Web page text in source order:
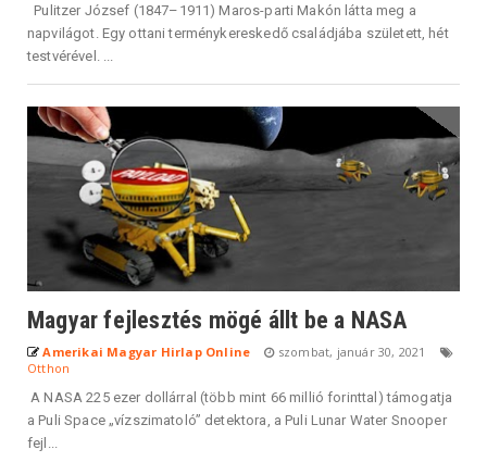
Pulitzer József (1847–1911) Maros-parti Makón látta meg a
napvilágot. Egy ottani terménykereskedő családjába született, hét
testvérével. ...
Magyar fejlesztés mögé állt be a NASA
Amerikai Magyar Hirlap Online
szombat, január 30, 2021
Otthon
A NASA 225 ezer dollárral (több mint 66 millió forinttal) támogatja
a Puli Space „vízszimatoló” detektora, a Puli Lunar Water Snooper
fejl...